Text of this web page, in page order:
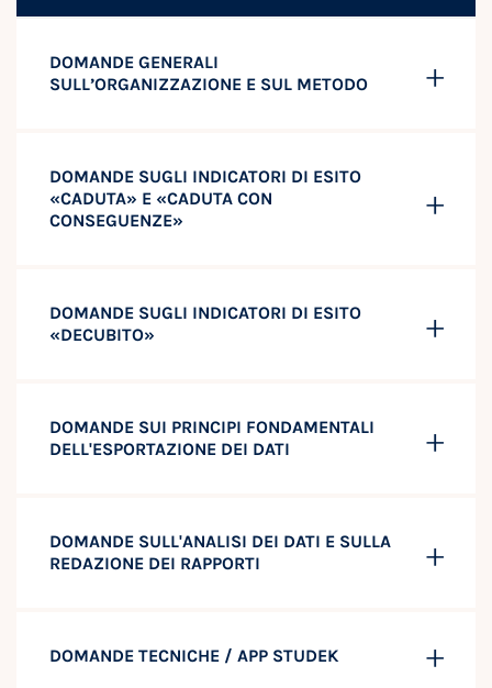
DOMANDE GENERALI
SULL’ORGANIZZAZIONE E SUL METODO
DOMANDE SUGLI INDICATORI DI ESITO
«CADUTA» E «CADUTA CON
CONSEGUENZE»
DOMANDE SUGLI INDICATORI DI ESITO
«DECUBITO»
DOMANDE SUI PRINCIPI FONDAMENTALI
DELL'ESPORTAZIONE DEI DATI
DOMANDE SULL'ANALISI DEI DATI E SULLA
REDAZIONE DEI RAPPORTI
DOMANDE TECNICHE / APP STUDEK